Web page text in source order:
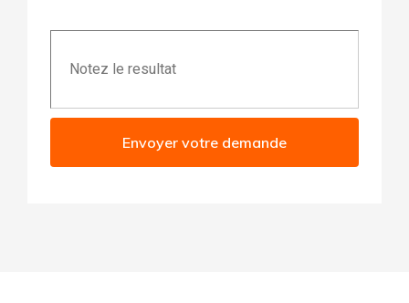
Envoyer votre demande